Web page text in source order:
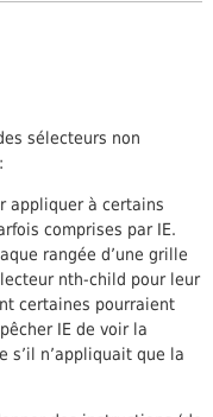
sélecteurs non
appliquer à certains
comprises par IE.
rangée d’une grille
nth-child pour leur
certaines pourraient
IE de voir la
s’il n’appliquait que la